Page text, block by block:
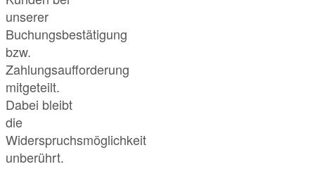
unserer
Buchungsbestätigung
bzw.
Zahlungsaufforderung
mitgeteilt.
Dabei bleibt
die
Widerspruchsmöglichkeit
unberührt.